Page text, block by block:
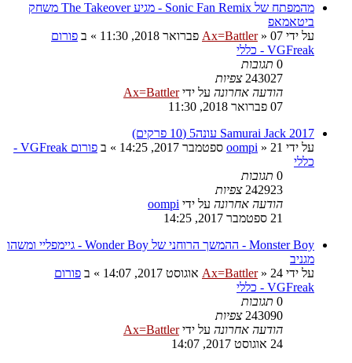
מהמפתח של Sonic Fan Remix - מגיע The Takeover משחק
ביטאמאפ
על ידי
Ax=Battler» 07 פברואר 2018, 11:30 » ב פורום
VGFreak - כללי
0 תגובות
243027 צפיות
הודעה אחרונה על ידיAx=Battler
07 פברואר 2018, 11:30
Samurai Jack 2017 עונה5 (10 פרקים)
על ידי
oompi » 21 ספטמבר 2017, 14:25 » ב
פורום VGFreak -
כללי
0 תגובות
242923 צפיות
הודעה אחרונה על ידי oompi
21 ספטמבר 2017, 14:25
Monster Boy - ההמשך הרוחני של Wonder Boy - גיימפליי ומשהו
מגניב
על ידי
Ax=Battler» 24 אוגוסט 2017, 14:07 » ב פורום
VGFreak - כללי
0 תגובות
243090 צפיות
הודעה אחרונה על ידיAx=Battler
24 אוגוסט 2017, 14:07